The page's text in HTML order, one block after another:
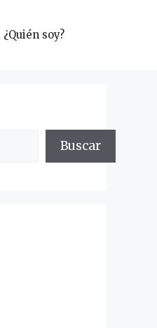
¿Quién soy?
Buscar